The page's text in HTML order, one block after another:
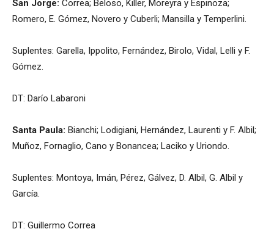
San Jorge: Correa; Beloso, Killer, Moreyra y Espinoza;
Romero, E. Gómez, Novero y Cuberli; Mansilla y Temperlini.
Suplentes: Garella, Ippolito, Fernández, Birolo, Vidal, Lelli y F.
Gómez.
DT: Darío Labaroni
Santa Paula: Bianchi; Lodigiani, Hernández, Laurenti y F. Albil;
Muñoz, Fornaglio, Cano y Bonancea; Laciko y Uriondo.
Suplentes: Montoya, Imán, Pérez, Gálvez, D. Albil, G. Albil y
García.
DT: Guillermo Correa